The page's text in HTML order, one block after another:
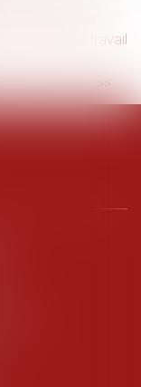
personne
contrats de travail
9 ... > >>